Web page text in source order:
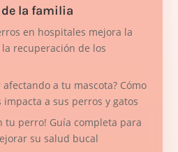
la familia
en hospitales mejora la
recuperación de los
a tu mascota? Cómo
a sus perros y gatos
tu perro! Guía completa para
su salud bucal